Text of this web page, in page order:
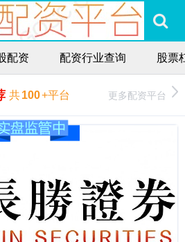
配资 配资行业查询 股票
共100+平台 更多配资平台